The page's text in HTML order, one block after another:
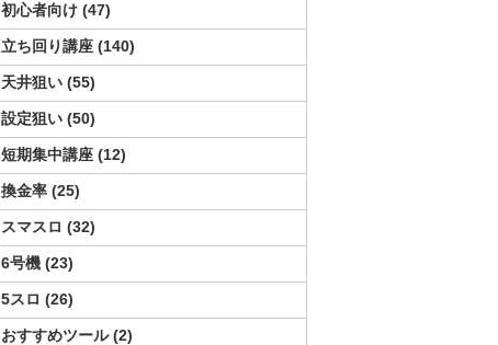
初心者向け 47
立ち回り講座 140
天井狙い 55
設定狙い 50
短期集中講座 12
換金率 25
スマスロ 32
6号機 23
5スロ 26
おすすめツール 2